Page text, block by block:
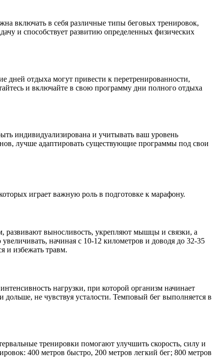
включать в себя различные типы беговых тренировок,
и способствует развитию определенных физических
дней отдыха могут привести к перетренированности,
и включайте в свою программу дни полного отдыха
индивидуализирована и учитывать ваш уровень
лучше адаптировать существующие программы под свои
играет важную роль в подготовке к марафону.
развивают выносливость, укрепляют мышцы и связки, а
начиная с 10-12 километров и доводя до 32-35
и избежать травм.
нагрузки, при которой организм начинает
не чувствуя усталости. Темповый бег выполняется в
тренировки помогают улучшить скорость, силу и
400 метров быстро, 200 метров легкий бег; 800 метров